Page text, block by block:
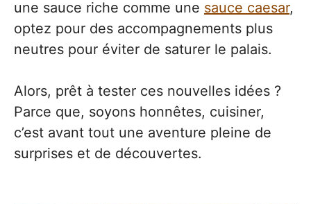
une sauce riche comme une sauce caesar,
optez pour des accompagnements plus
neutres pour éviter de saturer le palais.
Alors, prêt à tester ces nouvelles idées ?
Parce que, soyons honnêtes, cuisiner,
c’est avant tout une aventure pleine de
surprises et de découvertes.